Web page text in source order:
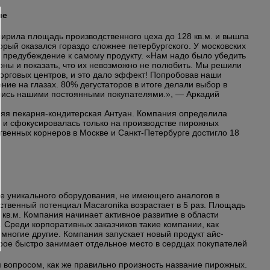
площадь производственного цеха до 128 кв.м. и вышла
оказался гораздо сложнее петербургского. У московских
к самому продукту. «Нам надо было убедить
и показать, что их невозможно не полюбить. Мы решили
центров, и это дало эффект! Попробовав наши
на глазах. 80% дегустаторов в итоге делали выбор в
нашими постоянными покупателями.», — Аркадий
пекарня-кондитерская Антуан. Компания определила
сфокусировалась только на производстве пирожных
корнеров в Москве и Санкт-Петербурге достигло 18
уникального оборудования, не имеющего аналогов в
потенциал Macaronika возрастает в 5 раз. Площадь
Компания начинает активное развитие в области
корпоративных заказчиков такие компании, как
другие. Компания запускает новый продукт айс-
быстро занимает отдельное место в сердцах покупателей
как же правильно произность название пирожных.